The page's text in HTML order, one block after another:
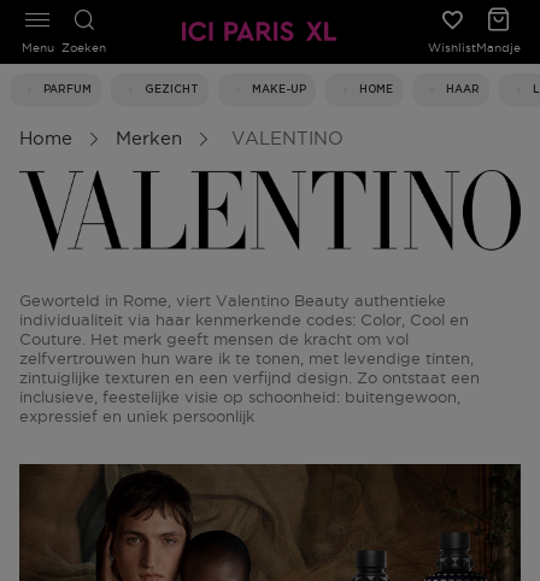
Zoeken WishlistMandje
PARFUM GEZICHT MAKE-UP HOME HAAR
Menu
Home Merken VALENTINO
Geworteld in Rome, viert Valentino Beauty authentieke
individualiteit via haar kenmerkende codes: Color, Cool en
Couture. Het merk geeft mensen de kracht om vol
zelfvertrouwen hun ware ik te tonen, met levendige tinten,
zintuiglijke texturen en een verfijnd design. Zo ontstaat een
inclusieve, feestelijke visie op schoonheid: buitengewoon,
expressief en uniek persoonlijk